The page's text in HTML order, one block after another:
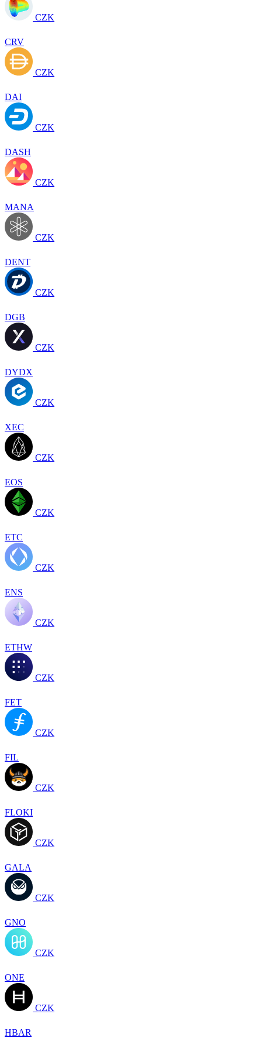
CZK
CRV
CZK
DAI
CZK
DASH
CZK
MANA
CZK
DENT
CZK
DGB
CZK
DYDX
CZK
XEC
CZK
EOS
CZK
ETC
CZK
ENS
CZK
ETHW
CZK
FET
CZK
FIL
CZK
FLOKI
CZK
GALA
CZK
GNO
CZK
ONE
CZK
HBAR